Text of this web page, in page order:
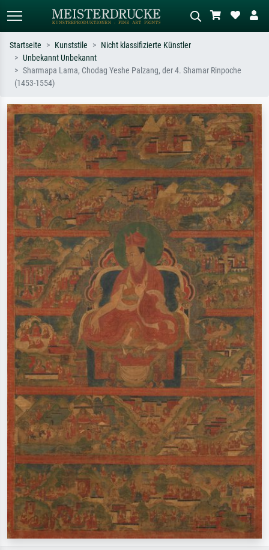
Standardsuche KI-Bildersuche
Suchen Sie nach Künstlern, Werktiteln
Sternennacht, Impressionismus, Welle
Hokusai, Akt.
Ölgemälde, Stehender Akt neben einem
Baum.
Startseite Kunststile
Nicht klassifizierte Künstler
Unbekannt Unbekannt
Sharmapa Lama, Chodag Yeshe Palzang, der 4. Shamar Rinpoche
(1453-1554)